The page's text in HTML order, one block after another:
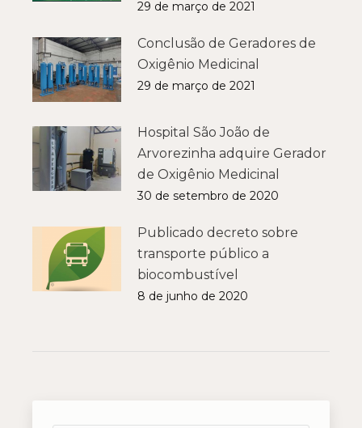
29 de março de 2021
Conclusão de Geradores de
Oxigênio Medicinal
29 de março de 2021
Hospital São João de
Arvorezinha adquire Gerador
de Oxigênio Medicinal
30 de setembro de 2020
Publicado decreto sobre
transporte público a
biocombustível
8 de junho de 2020